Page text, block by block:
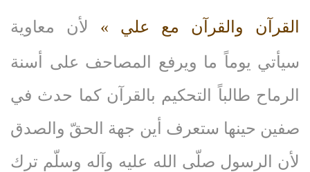
القرآن والقرآن مع علي » لأن معاوية
سيأتي يوماً ما ويرفع المصاحف على أسنة
الرماح طالباً التحكيم بالقرآن كما حدث في
صفين حينها ستعرف أين جهة الحقّ والصدق
لأن الرسول صلّى‌ الله‌ عليه‌ وآله‌ وسلّم ترك